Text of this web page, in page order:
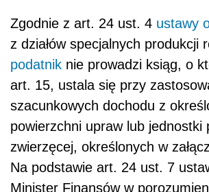
Zgodnie z art. 24 ust. 4 ustawy
z działów specjalnych produkcji
podatnik nie prowadzi ksiąg, o
art. 15, ustala się przy
szacunkowych dochodu z
powierzchni upraw lub jednostki
zwierzęcej, określonych w
Na podstawie art. 24 ust. 7
Minister Finansów w